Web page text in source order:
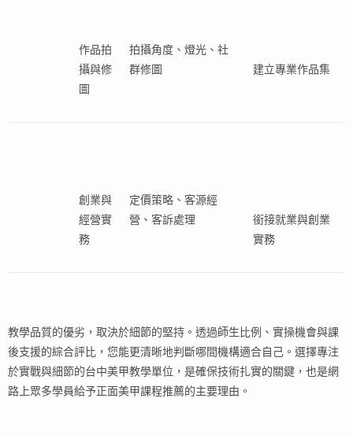
作品拍
攝與修
圖
拍攝角度、燈光、社
群修圖
建立專業作品集
創業與
經營實
務
定價策略、客源經
營、客訴處理
銜接就業與創業
實務
教學品質的優劣，取決於細節的堅持。透過師生比例、實操機會與課
後支援的綜合評比，您能更清晰地判斷哪間機構適合自己。選擇專注
於實戰與細節的台中美甲教學單位，是確保技術扎實的關鍵，也是網
路上眾多學員給予正面美甲課程推薦的主要理由。